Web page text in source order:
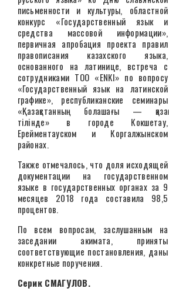
письменности и культуры, областной
конкурс «Государственный язык и
средства массовой информации»,
первичная апробация проекта правил
правописания казахского языка,
основанного на латинице, встреча с
сотрудниками ТОО «ENKI» по вопросу
«Государственный язык на латинской
графике», республиканские семинары
«Қазақстанның болашағы — қазақ
тілінде» в городе Кокшетау,
Ерейментауском и Коргалжынском
районах.
Также отмечалось, что доля исходящей
документации на государственном
языке в государственных органах за 9
месяцев 2018 года составила 98,5
процентов.
По всем вопросам, заслушанным на
заседании акимата, приняты
соответствующие постановления, даны
конкретные поручения.
Серик СМАГУЛОВ.